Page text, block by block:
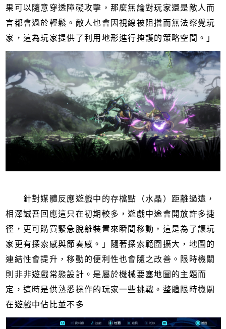
果可以隨意穿透障礙攻擊，那麼無論對玩家還是敵人而
言都會過於輕鬆。敵人也會因視線被阻擋而無法察覺玩
家，這為玩家提供了利用地形進行掩護的策略空間。」
針對媒體反應遊戲中的存檔點（水晶）距離過遠，
相澤誠吾回應這只在初期較多，遊戲中途會開放許多捷
徑，更可購買緊急脫離裝置來瞬間移動，這是為了讓玩
家更有探索感與節奏感。」隨著探索範圍擴大，地圖的
連結性會提升，移動的便利性也會隨之改善。限時機關
則非非遊戲常態設計。是屬於機械要塞地圖的主題而
定，這時是供熟悉操作的玩家一些挑戰。整體限時機關
在遊戲中佔比並不多